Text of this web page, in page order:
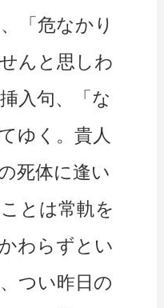
「危なかり
んと思しわ
入句、「な
ゆく。貴人
死体に逢い
とは常軌を
わらずとい
つい昨日の